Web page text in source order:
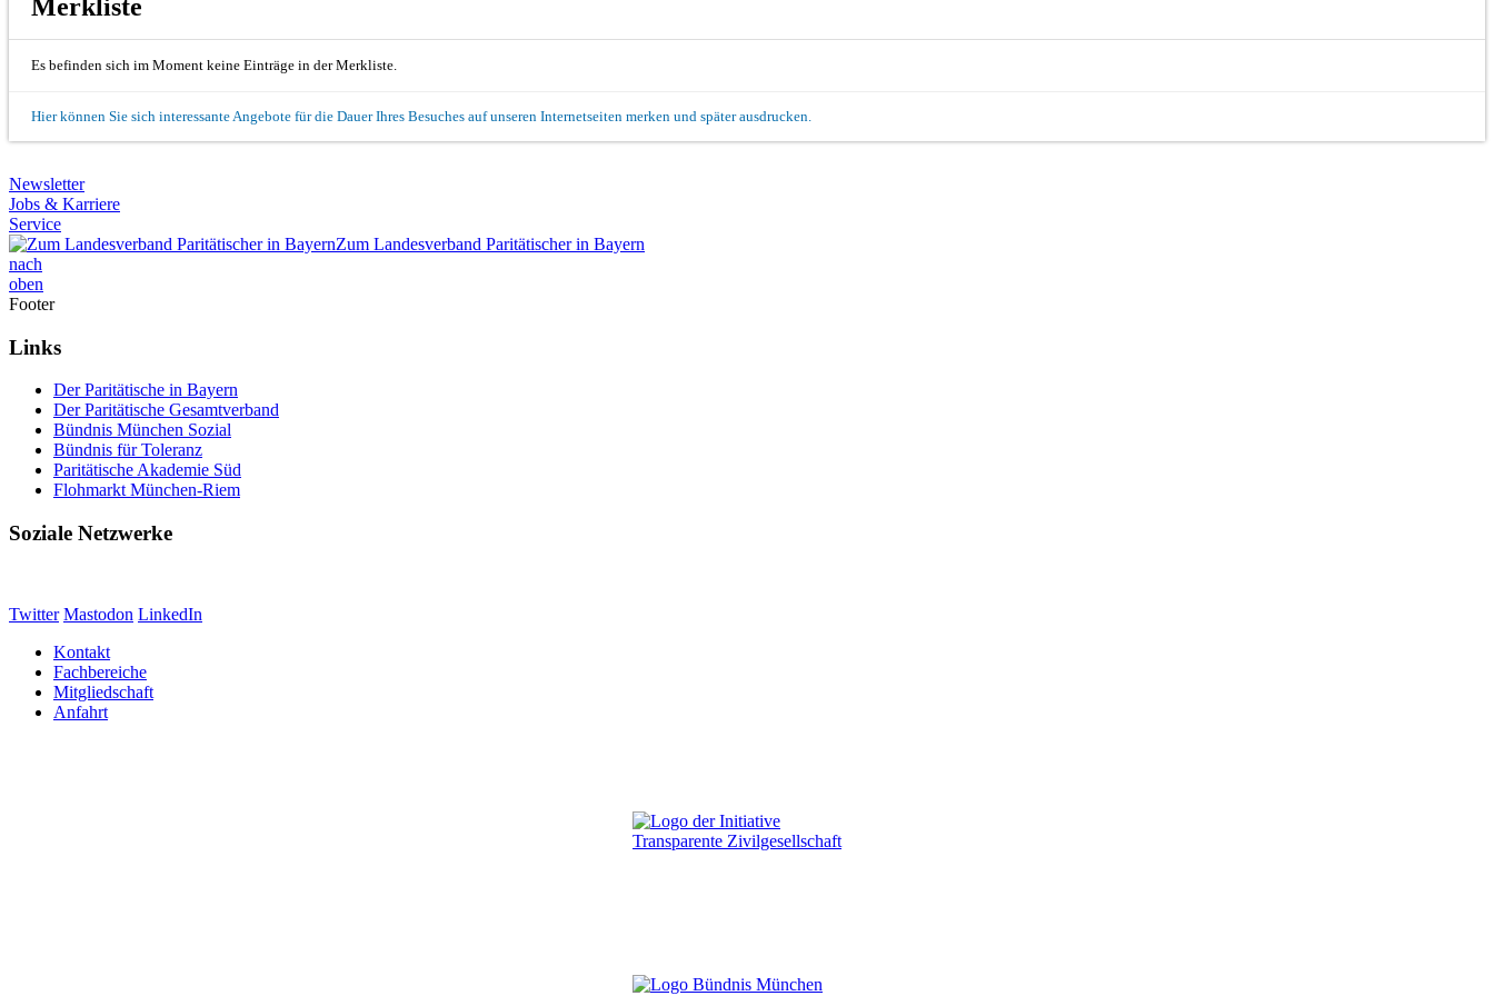
Merkliste
Es befinden sich im Moment keine Einträge in der Merkliste.
Hier können Sie sich interessante Angebote für die Dauer Ihres Besuches auf unseren Internetseiten merken und später ausdrucken.
Newsletter
Jobs & Karriere
Service
Zum Landesverband Paritätischer in Bayern
nach
oben
Footer
Links
Der Paritätische in Bayern
Der Paritätische Gesamtverband
Bündnis München Sozial
Bündnis für Toleranz
Paritätische Akademie Süd
Flohmarkt München-Riem
Soziale Netzwerke
Twitter Mastodon LinkedIn
Kontakt
Fachbereiche
Mitgliedschaft
Anfahrt